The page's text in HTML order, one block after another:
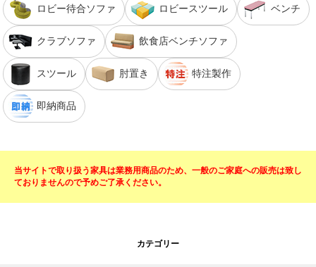
ロビー待合ソファ ロビースツール ベンチ
クラブソファ 飲食店ベンチソファ
スツール 肘置き 特注製作
即納商品
当サイトで取り扱う家具は業務用商品のため、一般のご家庭への販売は致し
ておりませんので予めご了承ください。
カテゴリー